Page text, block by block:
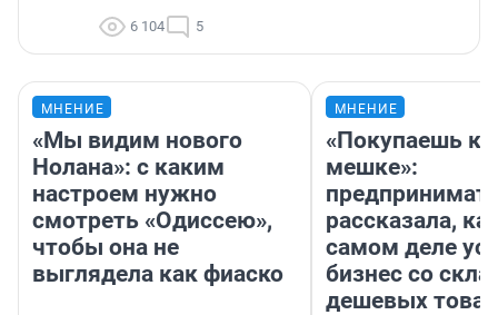
6 104 5
МНЕНИЕ
«Мы видим нового
Нолана»: с каким
настроем нужно
смотреть «Одиссею»,
чтобы она не
выглядела как фиаско
МНЕНИЕ
«Покупаешь
мешке»:
рассказала,
самом деле
бизнес со
дешевых